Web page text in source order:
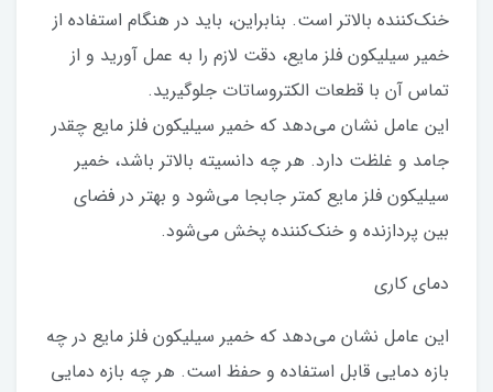
خنک‌کننده بالاتر است. بنابراین، باید در هنگام استفاده از
خمیر سیلیکون فلز مایع، دقت لازم را به عمل آورید و از
تماس آن با قطعات الکتروساتات جلوگیرید.
این عامل نشان می‌دهد که خمیر سیلیکون فلز مایع چقدر
جامد و غلظت دارد. هر چه دانسیته بالاتر باشد، خمیر
سیلیکون فلز مایع کمتر جابجا می‌شود و بهتر در فضای
بین پردازنده و خنک‌کننده پخش می‌شود.
دمای کاری
این عامل نشان می‌دهد که خمیر سیلیکون فلز مایع در چه
بازه دمایی قابل استفاده و حفظ است. هر چه بازه دمایی